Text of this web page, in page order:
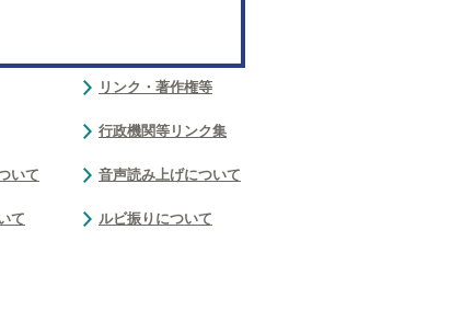
いて
て
リンク・著作権等
行政機関等リンク集
音声読み上げについて
ルビ振りについて